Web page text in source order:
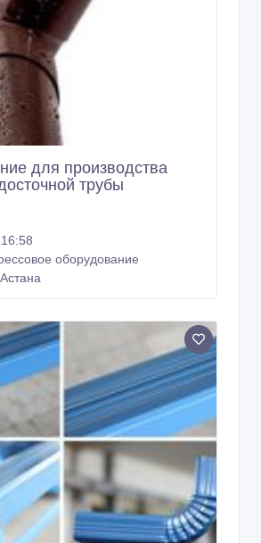
для производства
трубы
оборудование